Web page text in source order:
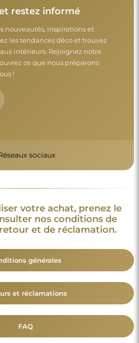
restez informé
nouveautés, inspirations et
les tendances déco et trouvez
intérieurs. Rejoignez notre
ce que nous préparons
!
votre achat, prenez le
nos conditions de
et de réclamation.
générales
et réclamations
FAQ